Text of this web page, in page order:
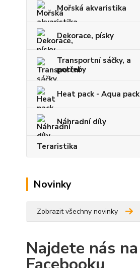
Mořská akvaristika
Dekorace, písky
Transportní sáčky, a
potřeby
Heat pack - Aqua pack
Náhradní díly
Teraristika
Novinky
Zobrazit všechny novinky
Najdete nás na